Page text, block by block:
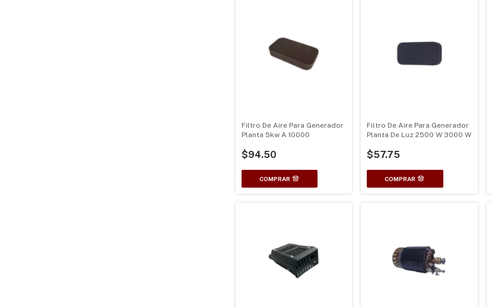
Filtro De Aire Para Generador
Planta 5kw A 10000
$94.50
Filtro De Aire Para Generador
Planta De Luz 2500 W 3000 W
$57.75